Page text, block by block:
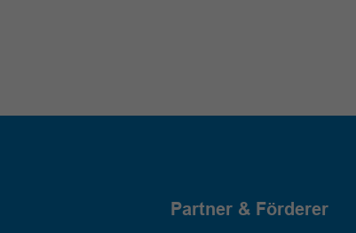
Partner & Förderer